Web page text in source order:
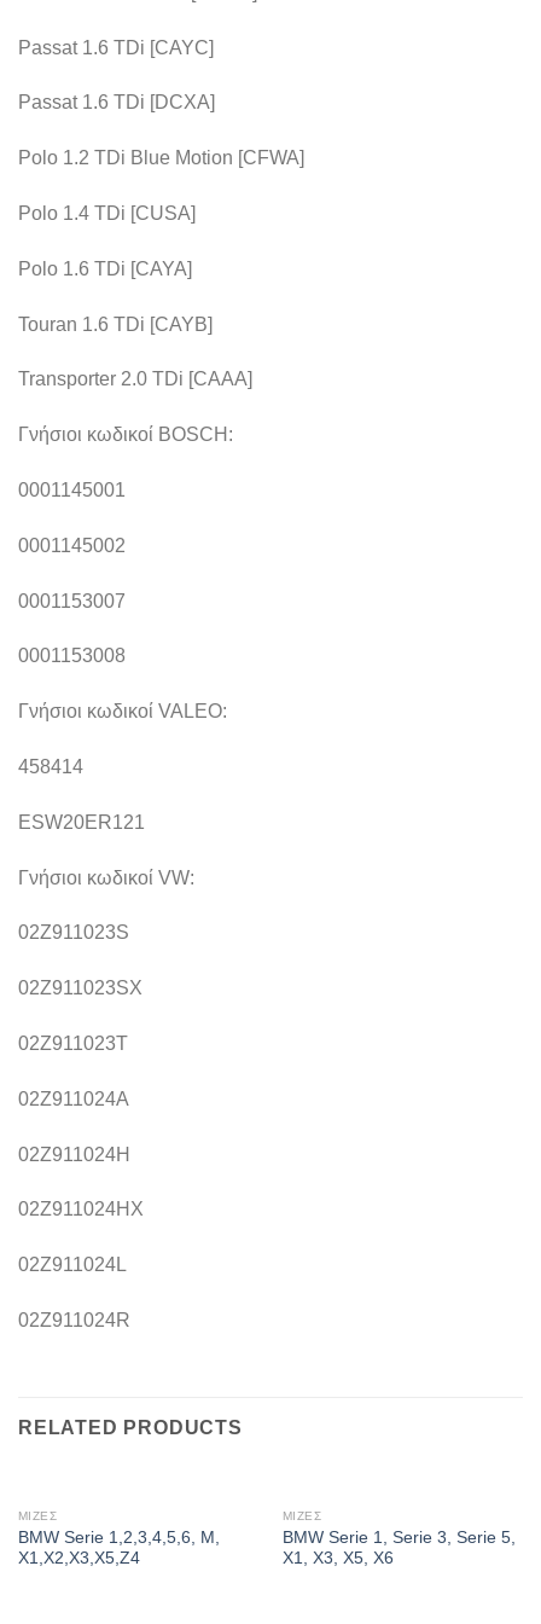
Passat 1.6 TDi [CAYC]
Passat 1.6 TDi [DCXA]
Polo 1.2 TDi Blue Motion [CFWA]
Polo 1.4 TDi [CUSA]
Polo 1.6 TDi [CAYA]
Touran 1.6 TDi [CAYB]
Transporter 2.0 TDi [CAAA]
Γνήσιοι κωδικοί BOSCH:
0001145001
0001145002
0001153007
0001153008
Γνήσιοι κωδικοί VALEO:
458414
ESW20ER121
Γνήσιοι κωδικοί VW:
02Z911023S
02Z911023SX
02Z911023T
02Z911024A
02Z911024H
02Z911024HX
02Z911024L
02Z911024R
RELATED PRODUCTS
ΜΙΖΕΣ
BMW Serie 1,2,3,4,5,6, M,
X1,X2,X3,X5,Z4
ΜΙΖΕΣ
BMW Serie 1, Serie 3, Serie 5,
X1, X3, X5, X6